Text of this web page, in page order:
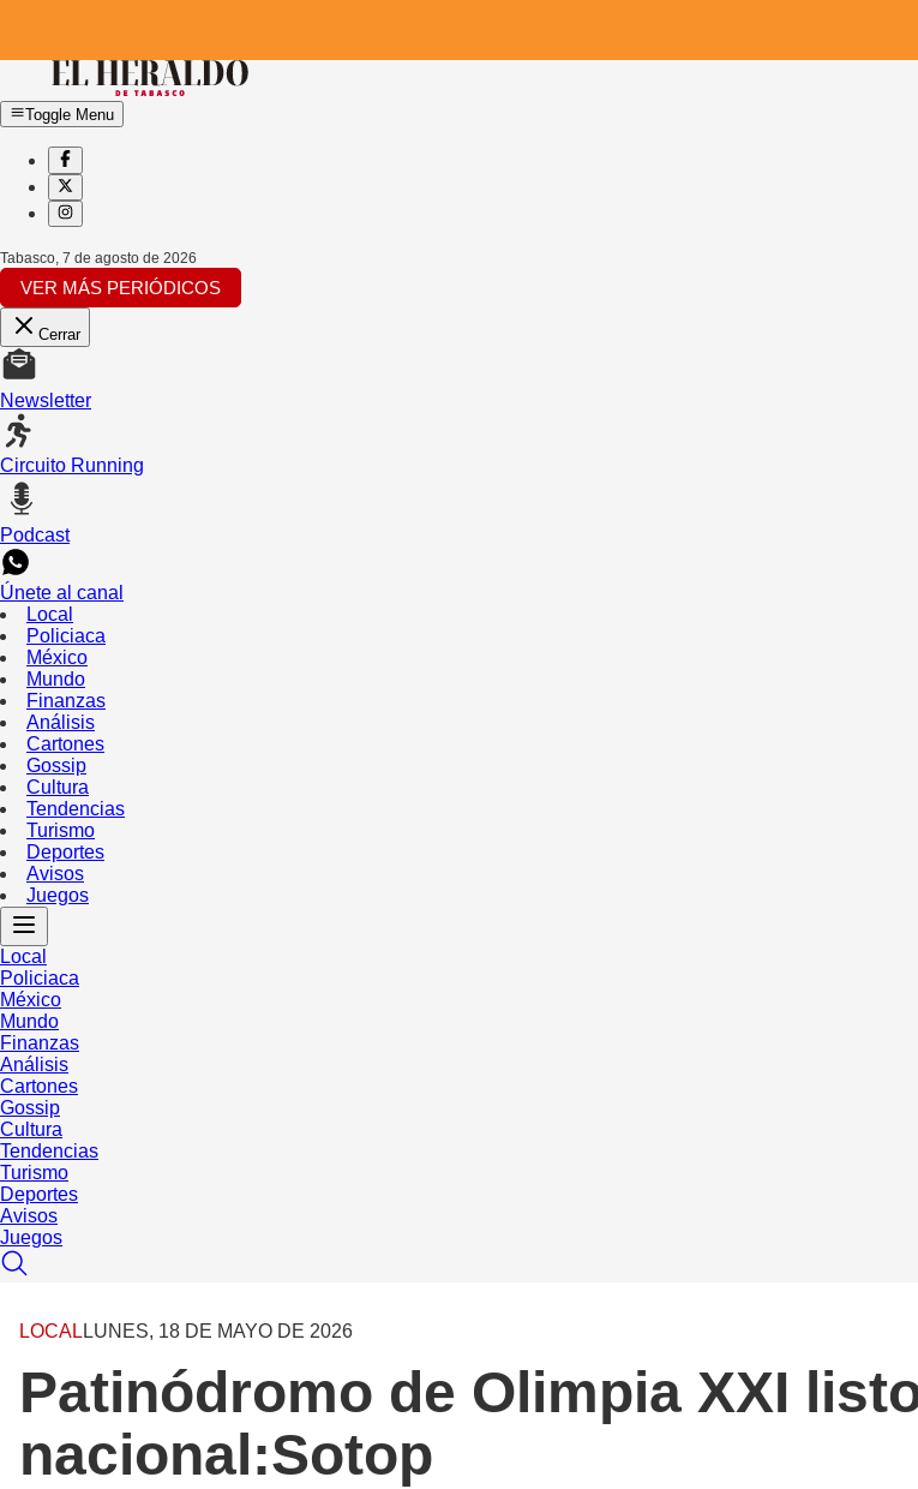
Toggle Menu
Tabasco, 7 de agosto de 2026
VER MÁS PERIÓDICOS
Cerrar
Newsletter
Circuito Running
Podcast
Únete al canal
Local
Policiaca
México
Mundo
Finanzas
Análisis
Cartones
Gossip
Cultura
Tendencias
Turismo
Deportes
Avisos
Juegos
Local
Policiaca
México
Mundo
Finanzas
Análisis
Cartones
Gossip
Cultura
Tendencias
Turismo
Deportes
Avisos
Juegos
LOCAL LUNES, 18 DE MAYO DE 2026
Patinódromo de Olimpia XXI
nacional:Sotop